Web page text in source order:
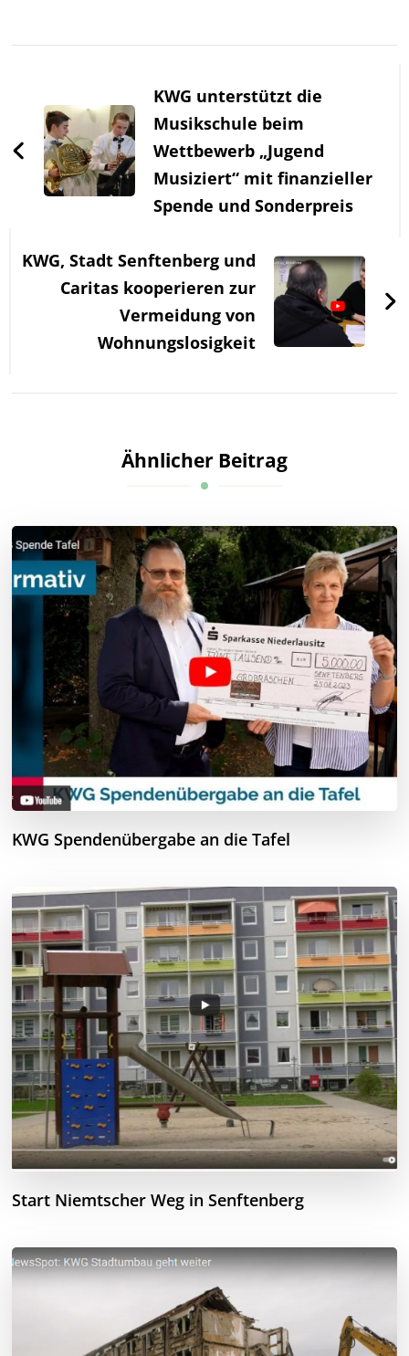
KWG unterstützt die
Musikschule beim
Wettbewerb „Jugend
Musiziert“ mit finanzieller
Spende und Sonderpreis
KWG, Stadt Senftenberg und
Caritas kooperieren zur
Vermeidung von
Wohnungslosigkeit
Ähnlicher Beitrag
KWG Spendenübergabe an die Tafel
Start Niemtscher Weg in Senftenberg